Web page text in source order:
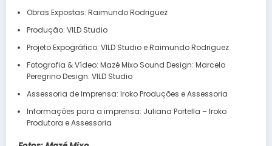
Obras Expostas: Raimundo Rodriguez
Produção: VILD Studio
Projeto Expográfico: VILD Studio e Raimundo Rodriguez
Fotografia & Vídeo: Mazé Mixo Sound Design: Marcelo
Peregrino Design: VILD Studio
Assessoria de Imprensa: Iroko Produções e Assessoria
Informações para a imprensa: Juliana Portella – Iroko
Produtora e Assessoria